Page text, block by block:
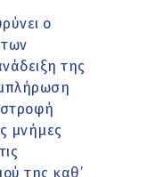
ο
της
μνήμες
της καθ’